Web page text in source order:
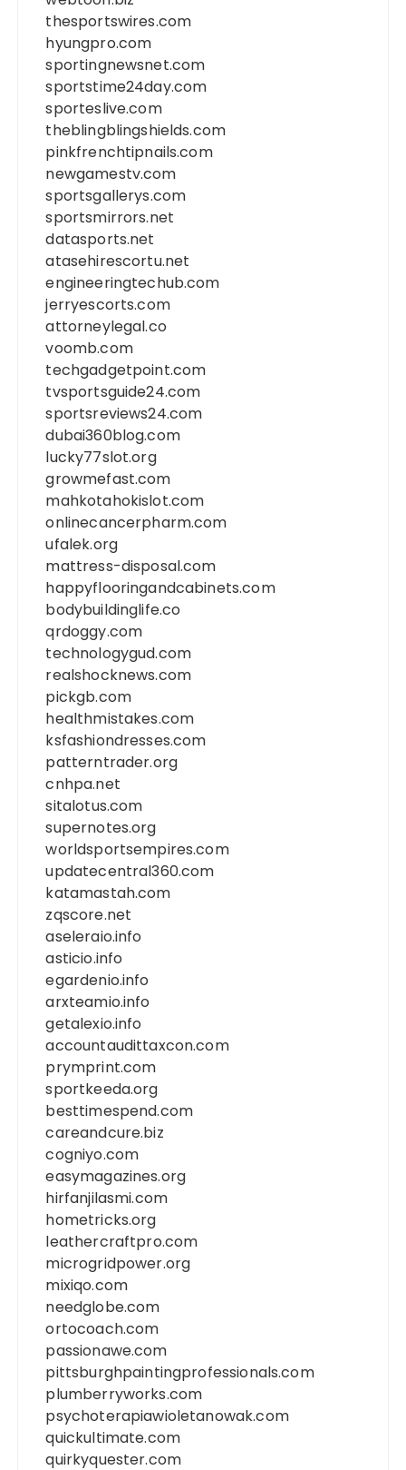
thesportswires.com
hyungpro.com
sportingnewsnet.com
sportstime24day.com
sporteslive.com
theblingblingshields.com
pinkfrenchtipnails.com
newgamestv.com
sportsgallerys.com
sportsmirrors.net
datasports.net
atasehirescortu.net
engineeringtechub.com
jerryescorts.com
attorneylegal.co
voomb.com
techgadgetpoint.com
tvsportsguide24.com
sportsreviews24.com
dubai360blog.com
lucky77slot.org
growmefast.com
mahkotahokislot.com
onlinecancerpharm.com
ufalek.org
mattress-disposal.com
happyflooringandcabinets.com
bodybuildinglife.co
qrdoggy.com
technologygud.com
realshocknews.com
pickgb.com
healthmistakes.com
ksfashiondresses.com
patterntrader.org
cnhpa.net
sitalotus.com
supernotes.org
worldsportsempires.com
updatecentral360.com
katamastah.com
zqscore.net
aseleraio.info
asticio.info
egardenio.info
arxteamio.info
getalexio.info
accountaudittaxcon.com
prymprint.com
sportkeeda.org
besttimespend.com
careandcure.biz
cogniyo.com
easymagazines.org
hirfanjilasmi.com
hometricks.org
leathercraftpro.com
microgridpower.org
mixiqo.com
needglobe.com
ortocoach.com
passionawe.com
pittsburghpaintingprofessionals.com
plumberryworks.com
psychoterapiawioletanowak.com
quickultimate.com
quirkyquester.com